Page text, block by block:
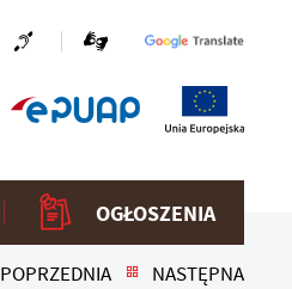
OGŁOSZENIA
POPRZEDNIA NASTĘPNA